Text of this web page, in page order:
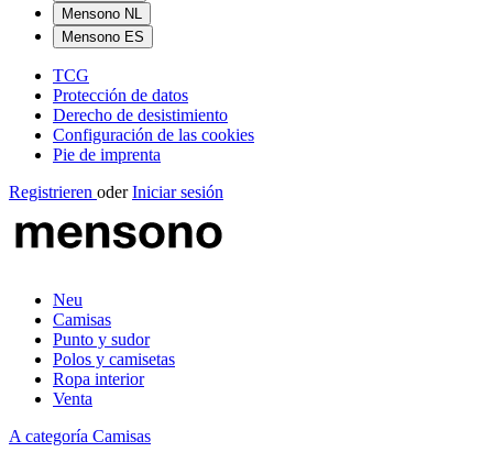
Mensono NL
Mensono ES
TCG
Protección de datos
Derecho de desistimiento
Configuración de las cookies
Pie de imprenta
Registrieren oder Iniciar sesión
Neu
Camisas
Punto y sudor
Polos y camisetas
Ropa interior
Venta
A categoría Camisas